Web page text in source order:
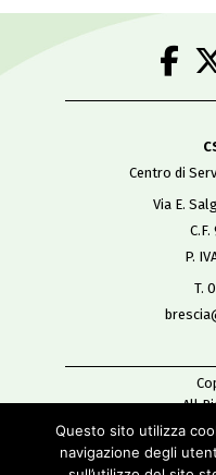
Centro di
Via E.
P.
T.
All
Questo sito utilizza
navigazione degli